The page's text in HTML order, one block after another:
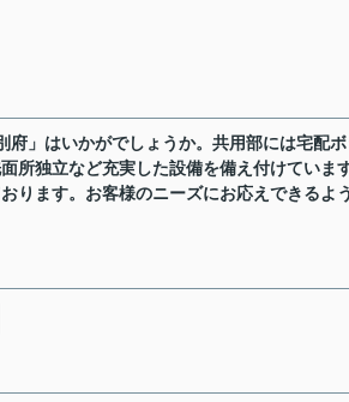
」はいかがでしょうか。共用部には宅配ボ
所独立など充実した設備を備え付けています
ります。お客様のニーズにお応えできるよ